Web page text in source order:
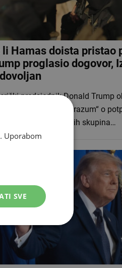
li Hamas doista pristao
proglasio dogovor,
predsjednik Donald Trump
„povijesni sporazum“ o
i drugih oružanih skupina…
Uporabom
SVE